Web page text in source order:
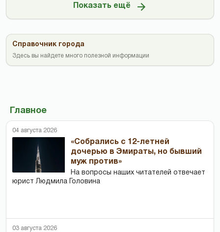
Показать ещё
Справочник города
Здесь вы найдете много полезной информации
Главное
04 августа 2026
«Собрались с 12-летней
дочерью в Эмираты, но бывший
муж против»
На вопросы наших читателей отвечает
юрист Людмила Головина
03 августа 2026